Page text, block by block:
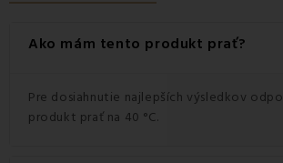
Ako mám tento produkt prať?
Pre dosiahnutie najlepších výsledkov
produkt prať na 40 °C.